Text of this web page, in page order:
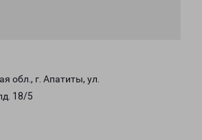
обл., г. Апатиты, ул.
18/5